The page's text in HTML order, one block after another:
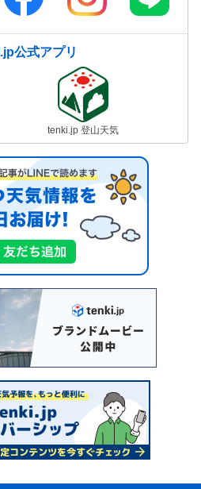
公式アプリ
tenki.jp 登山天気